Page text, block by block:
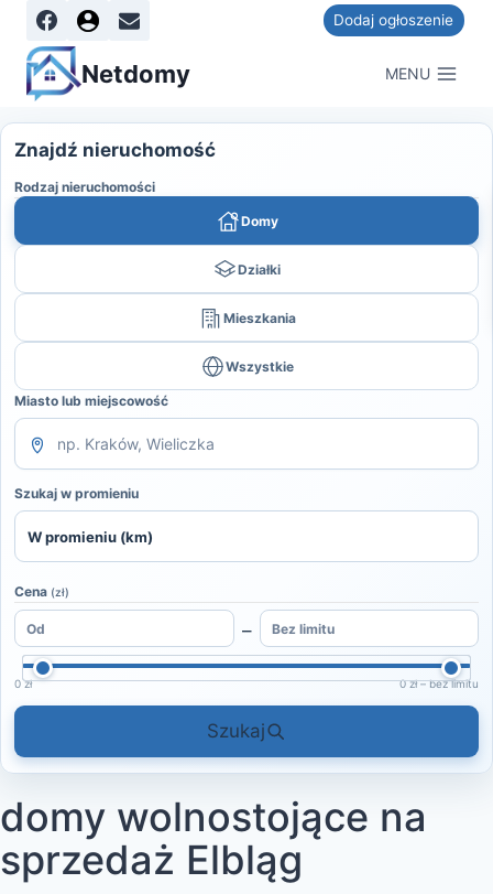
Dodaj ogłoszenie
Netdomy MENU
Znajdź nieruchomość
Rodzaj nieruchomości
Domy
Działki
Mieszkania
Wszystkie
Miasto lub miejscowość
Szukaj w promieniu
Cena (zł)
–
0 zł 0 zł – bez limitu
Szukaj
domy wolnostojące na
sprzedaż Elbląg